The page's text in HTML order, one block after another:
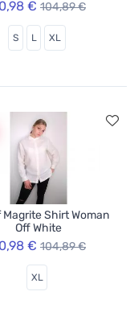
€ 104,89 €
S L XL
Magrite Shirt Woman
Off White
€ 104,89 €
XL